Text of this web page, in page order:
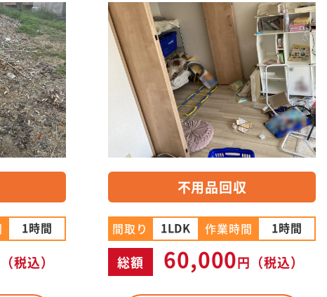
1時間
（税込）
不用品回収
間取り 1LDK 作業時間 1時間
総額 60,000円 （税込）